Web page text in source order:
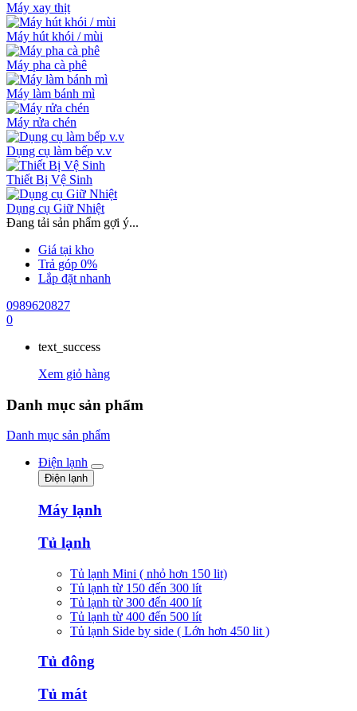
Máy xay thịt
Máy hút khói / mùi
Máy pha cà phê
Máy làm bánh mì
Máy rửa chén
Dụng cụ làm bếp v.v
Thiết Bị Vệ Sinh
Dụng cụ Giữ Nhiệt
Đang tải sản phẩm gợi ý...
Giá tại kho
Trả góp 0%
Lắp đặt nhanh
0989620827
0
text_success
Xem giỏ hàng
Danh mục sản phẩm
Danh mục sản phẩm
Điện lạnh
Điện lạnh
Máy lạnh
Tủ lạnh
Tủ lạnh Mini ( nhỏ hơn 150 lit)
Tủ lạnh từ 150 đến 300 lít
Tủ lạnh từ 300 đến 400 lít
Tủ lạnh từ 400 đến 500 lít
Tủ lạnh Side by side ( Lớn hơn 450 lit )
Tủ đông
Tủ mát